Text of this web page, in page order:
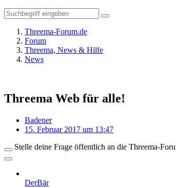
Threema-Forum.de
Forum
Threema, News & Hilfe
News
Threema Web für alle!
Badener
15. Februar 2017 um 13:47
Stelle deine Frage öffentlich an die Threema-
DerBär